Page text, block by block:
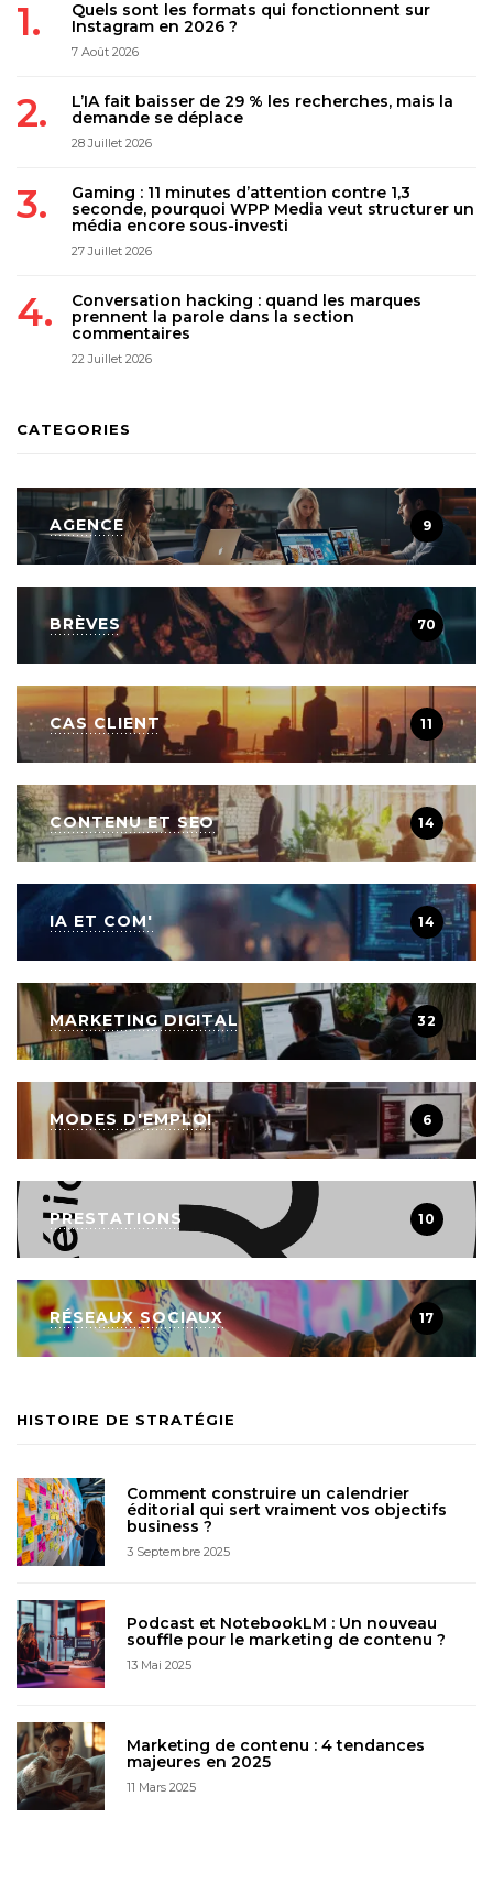
Quels sont les formats qui fonctionnent sur
Instagram en 2026 ?
7 Août 2026
L’IA fait baisser de 29 % les recherches, mais la
demande se déplace
28 Juillet 2026
Gaming : 11 minutes d’attention contre 1,3
seconde, pourquoi WPP Media veut structurer un
média encore sous-investi
27 Juillet 2026
Conversation hacking : quand les marques
prennent la parole dans la section
commentaires
22 Juillet 2026
CATEGORIES
AGENCE 9
BRÈVES 70
CAS CLIENT 11
CONTENU ET SEO 14
IA ET COM' 14
MARKETING DIGITAL 32
MODES D'EMPLOI 6
PRESTATIONS 10
RÉSEAUX SOCIAUX 17
HISTOIRE DE STRATÉGIE
Comment construire un calendrier
éditorial qui sert vraiment vos objectifs
business ?
3 Septembre 2025
Podcast et NotebookLM : Un nouveau
souffle pour le marketing de contenu ?
13 Mai 2025
Marketing de contenu : 4 tendances
majeures en 2025
11 Mars 2025